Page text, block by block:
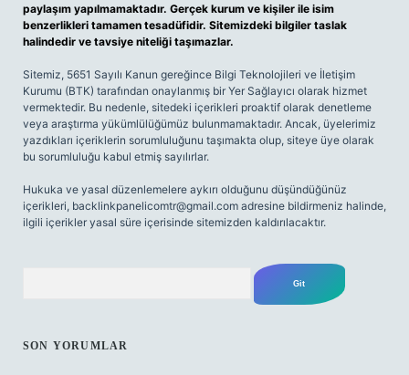
paylaşım yapılmamaktadır. Gerçek kurum ve kişiler ile isim
benzerlikleri tamamen tesadüfidir. Sitemizdeki bilgiler taslak
halindedir ve tavsiye niteliği taşımazlar.
Sitemiz, 5651 Sayılı Kanun gereğince Bilgi Teknolojileri ve İletişim
Kurumu (BTK) tarafından onaylanmış bir Yer Sağlayıcı olarak hizmet
vermektedir. Bu nedenle, sitedeki içerikleri proaktif olarak denetleme
veya araştırma yükümlülüğümüz bulunmamaktadır. Ancak, üyelerimiz
yazdıkları içeriklerin sorumluluğunu taşımakta olup, siteye üye olarak
bu sorumluluğu kabul etmiş sayılırlar.
Hukuka ve yasal düzenlemelere aykırı olduğunu düşündüğünüz
içerikleri, backlinkpanelicomtr@gmail.com adresine bildirmeniz halinde,
ilgili içerikler yasal süre içerisinde sitemizden kaldırılacaktır.
SON YORUMLAR